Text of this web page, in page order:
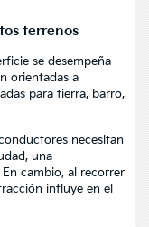
terrenos
se desempeña
orientadas a
para tierra, barro,
necesitan
una
cambio, al recorrer
influye en el